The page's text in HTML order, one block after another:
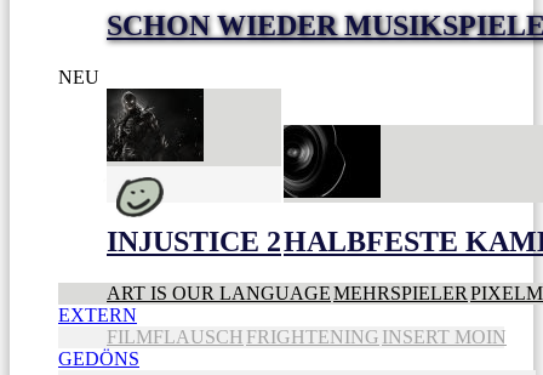
SCHON WIEDER
NEU
INJUSTICE 2HALBFESTE
ART IS OUR LANGUAGEMEHRSPIELER
EXTERN
FILMFLAUSCH FRIGHTENING INSERT MOIN
GEDÖNS